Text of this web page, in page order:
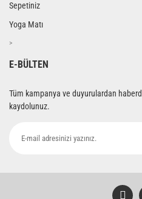
Sepetiniz
Yoga Matı
>
E-BÜLTEN
Tüm kampanya ve duyurulardan
kaydolunuz.